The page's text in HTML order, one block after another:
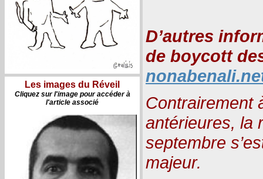
Les images du Réveil
Cliquez sur l'image pour accéder à
l'article associé
D’autres
de boycott
Contrairement
antérieures, la
septembre
majeur.